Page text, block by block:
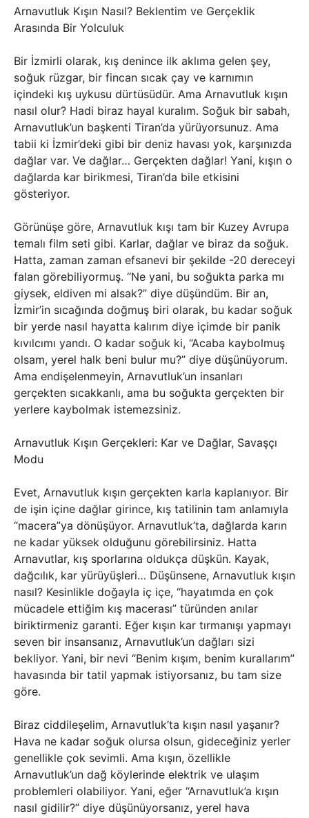
Arnavutluk Kışın Nasıl? Beklentim ve Gerçeklik
Arasında Bir Yolculuk
Bir İzmirli olarak, kış denince ilk aklıma gelen şey,
soğuk rüzgar, bir fincan sıcak çay ve karnımın
içindeki kış uykusu dürtüsüdür. Ama Arnavutluk kışın
nasıl olur? Hadi biraz hayal kuralım. Soğuk bir sabah,
Arnavutluk’un başkenti Tiran’da yürüyorsunuz. Ama
tabii ki İzmir’deki gibi bir deniz havası yok, karşınızda
dağlar var. Ve dağlar… Gerçekten dağlar! Yani, kışın o
dağlarda kar birikmesi, Tiran’da bile etkisini
gösteriyor.
Görünüşe göre, Arnavutluk kışı tam bir Kuzey Avrupa
temalı film seti gibi. Karlar, dağlar ve biraz da soğuk.
Hatta, zaman zaman efsanevi bir şekilde -20 dereceyi
falan görebiliyormuş. “Ne yani, bu soğukta parka mı
giysek, eldiven mi alsak?” diye düşündüm. Bir an,
İzmir’in sıcağında doğmuş biri olarak, bu kadar soğuk
bir yerde nasıl hayatta kalırım diye içimde bir panik
kıvılcımı yandı. O kadar soğuk ki, “Acaba kaybolmuş
olsam, yerel halk beni bulur mu?” diye düşünüyorum.
Ama endişelenmeyin, Arnavutluk’un insanları
gerçekten sıcakkanlı, ama bu soğukta gerçekten bir
yerlere kaybolmak istemezsiniz.
Arnavutluk Kışın Gerçekleri: Kar ve Dağlar, Savaşçı
Modu
Evet, Arnavutluk kışın gerçekten karla kaplanıyor. Bir
de işin içine dağlar girince, kış tatilinin tam anlamıyla
“macera”ya dönüşüyor. Arnavutluk’ta, dağlarda karın
ne kadar yüksek olduğunu görebilirsiniz. Hatta
Arnavutlar, kış sporlarına oldukça düşkün. Kayak,
dağcılık, kar yürüyüşleri… Düşünsene, Arnavutluk kışın
nasıl? Kesinlikle doğayla iç içe, “hayatımda en çok
mücadele ettiğim kış macerası” türünden anılar
biriktirmeniz garanti. Eğer kışın kar tırmanışı yapmayı
seven bir insansanız, Arnavutluk’un dağları sizi
bekliyor. Yani, bir nevi “Benim kışım, benim kurallarım”
havasında bir tatil yapmak istiyorsanız, bu tam size
göre.
Biraz ciddileşelim, Arnavutluk’ta kışın nasıl yaşanır?
Hava ne kadar soğuk olursa olsun, gideceğiniz yerler
genellikle çok sevimli. Ama kışın, özellikle
Arnavutluk’un dağ köylerinde elektrik ve ulaşım
problemleri olabiliyor. Yani, eğer “Arnavutluk’a kışın
nasıl gidilir?” diye düşünüyorsanız, yerel hava